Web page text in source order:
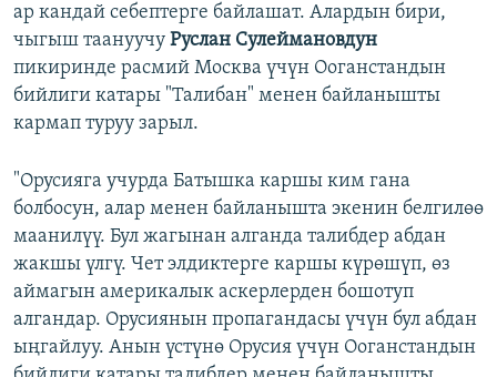
ар кандай себептерге байлашат. Алардын бири,
чыгыш таануучу Руслан Сулеймановдун
пикиринде расмий Москва үчүн Ооганстандын
бийлиги катары "Талибан" менен байланышты
кармап туруу зарыл.
"Орусияга учурда Батышка каршы ким гана
болбосун, алар менен байланышта экенин белгилөө
маанилүү. Бул жагынан алганда талибдер абдан
жакшы үлгү. Чет элдиктерге каршы күрөшүп, өз
аймагын америкалык аскерлерден бошотуп
алгандар. Орусиянын пропагандасы үчүн бул абдан
ыңгайлуу. Анын үстүнө Орусия үчүн Ооганстандын